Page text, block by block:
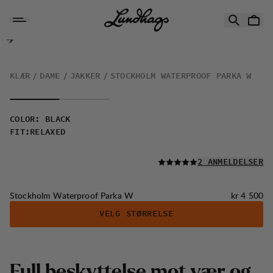
Stockholm Waterproof Parka W
KLÆR DAME JAKKER STOCKHOLM WATERPROOF PARKA W
COLOR :
BLACK
FIT: RELAXED
LES ALLE
2 ANMELDELSER
Stockholm Waterproof Parka W Pris:
kr 4 500
VELG STØRRELSE